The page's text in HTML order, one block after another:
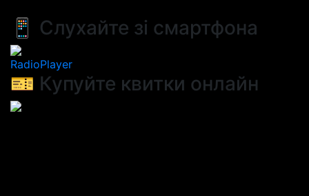
📱 Слухайте зі смартфона
RadioPlayer
🎫 Купуйте квитки онлайн